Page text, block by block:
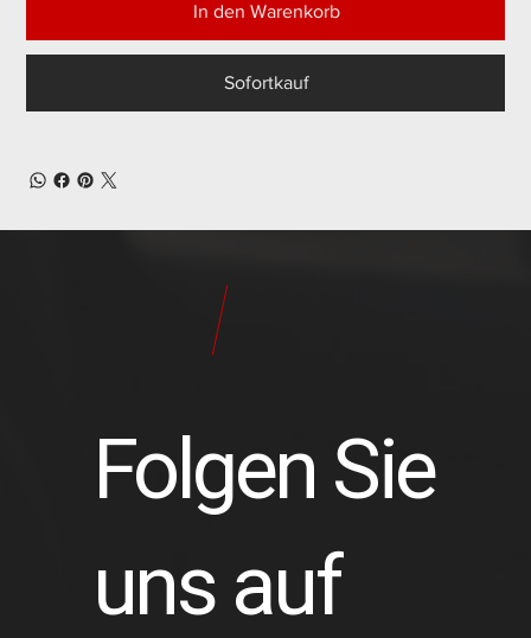
In den Warenkorb
Sofortkauf
Folgen Sie
uns auf